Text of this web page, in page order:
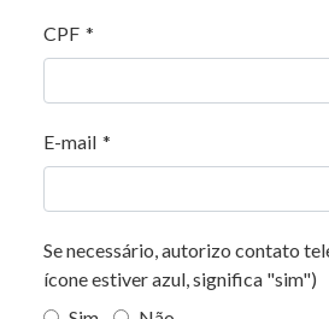
CPF *
E-mail *
Se necessário, autorizo contato
ícone estiver azul, significa "sim")